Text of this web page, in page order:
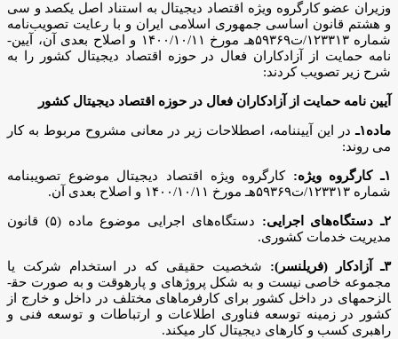
وزیران عضو کارگروه ویژه اقتصاد دیجیتال به استناد اصل یکصد و سی
و هشتم قانون اساسی جمهوری اسلامی ایران و با رعایت تصویب‌­نامه
شماره ۱۲۳۳۱۳/ت۵۹۳۶۹هـ مورخ ۱۴۰۰/۱۰/۱۱ و اصلاح بعدی آن، آیین‌­
نامه حمایت از آزادکاران فعال در حوزه اقتصاد دیجیتال کشور را به
شرح زیر تصویب کردند:
آیین ­نامه حمایت از آزادکاران فعال در حوزه اقتصاد دیجیتال کشور
ماده۱ـ
در این آیین­نامه، اصطلاحات زیر در معانی مشروح مربوط به کار
می روند:
۱ـ کارگروه ویژه:
کارگروه ویژه اقتصاد دیجیتال موضوع تصویب­نامه
شماره ۱۲۳۳۱۳/ت۵۹۳۶۹هـ مورخ ۱۴۰۰/۱۰/۱۱ و اصلاح بعدی آن.
۲ـ دستگاه‌­های اجرایی:
دستگاه‌­های اجرایی موضوع ماده (۵) قانون
مدیریت خدمات کشوری.
۳ـ آزادکار (فری­لنسر):
شخصیت حقیقی که در استخدام شرکت یا
مجموعه خاصی نیست و به شکل پروژه­ای و پاره­وقت و به صورت حق­
الزحمه­ای در داخل کشور برای کارفرماهای مختلف در داخل و خارج از
کشور در زمینه توسعه فناوری اطلاعات و ارتباطات و توسعه فنی و
راهبری کسب و کارهای دیجیتال کار می­کند.